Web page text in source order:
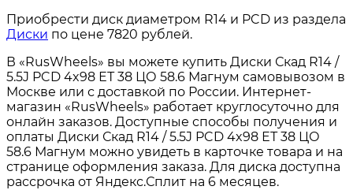
Приобрести диск диаметром R14 и PCD из раздела
Диски по цене 7820 рублей.
В «RusWheels» вы можете купить Диски Скад R14 /
5.5J PCD 4x98 ЕТ 38 ЦО 58.6 Магнум самовывозом в
Москве или с доставкой по России. Интернет-
магазин «RusWheels» работает круглосуточно для
онлайн заказов. Доступные способы получения и
оплаты Диски Скад R14 / 5.5J PCD 4x98 ЕТ 38 ЦО
58.6 Магнум можно увидеть в карточке товара и на
странице оформления заказа. Для диска доступна
рассрочка от Яндекс.Сплит на 6 месяцев.